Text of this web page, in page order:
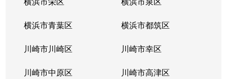
横浜市青葉区 横浜市都筑区
川崎市川崎区 川崎市幸区
川崎市中原区 川崎市高津区